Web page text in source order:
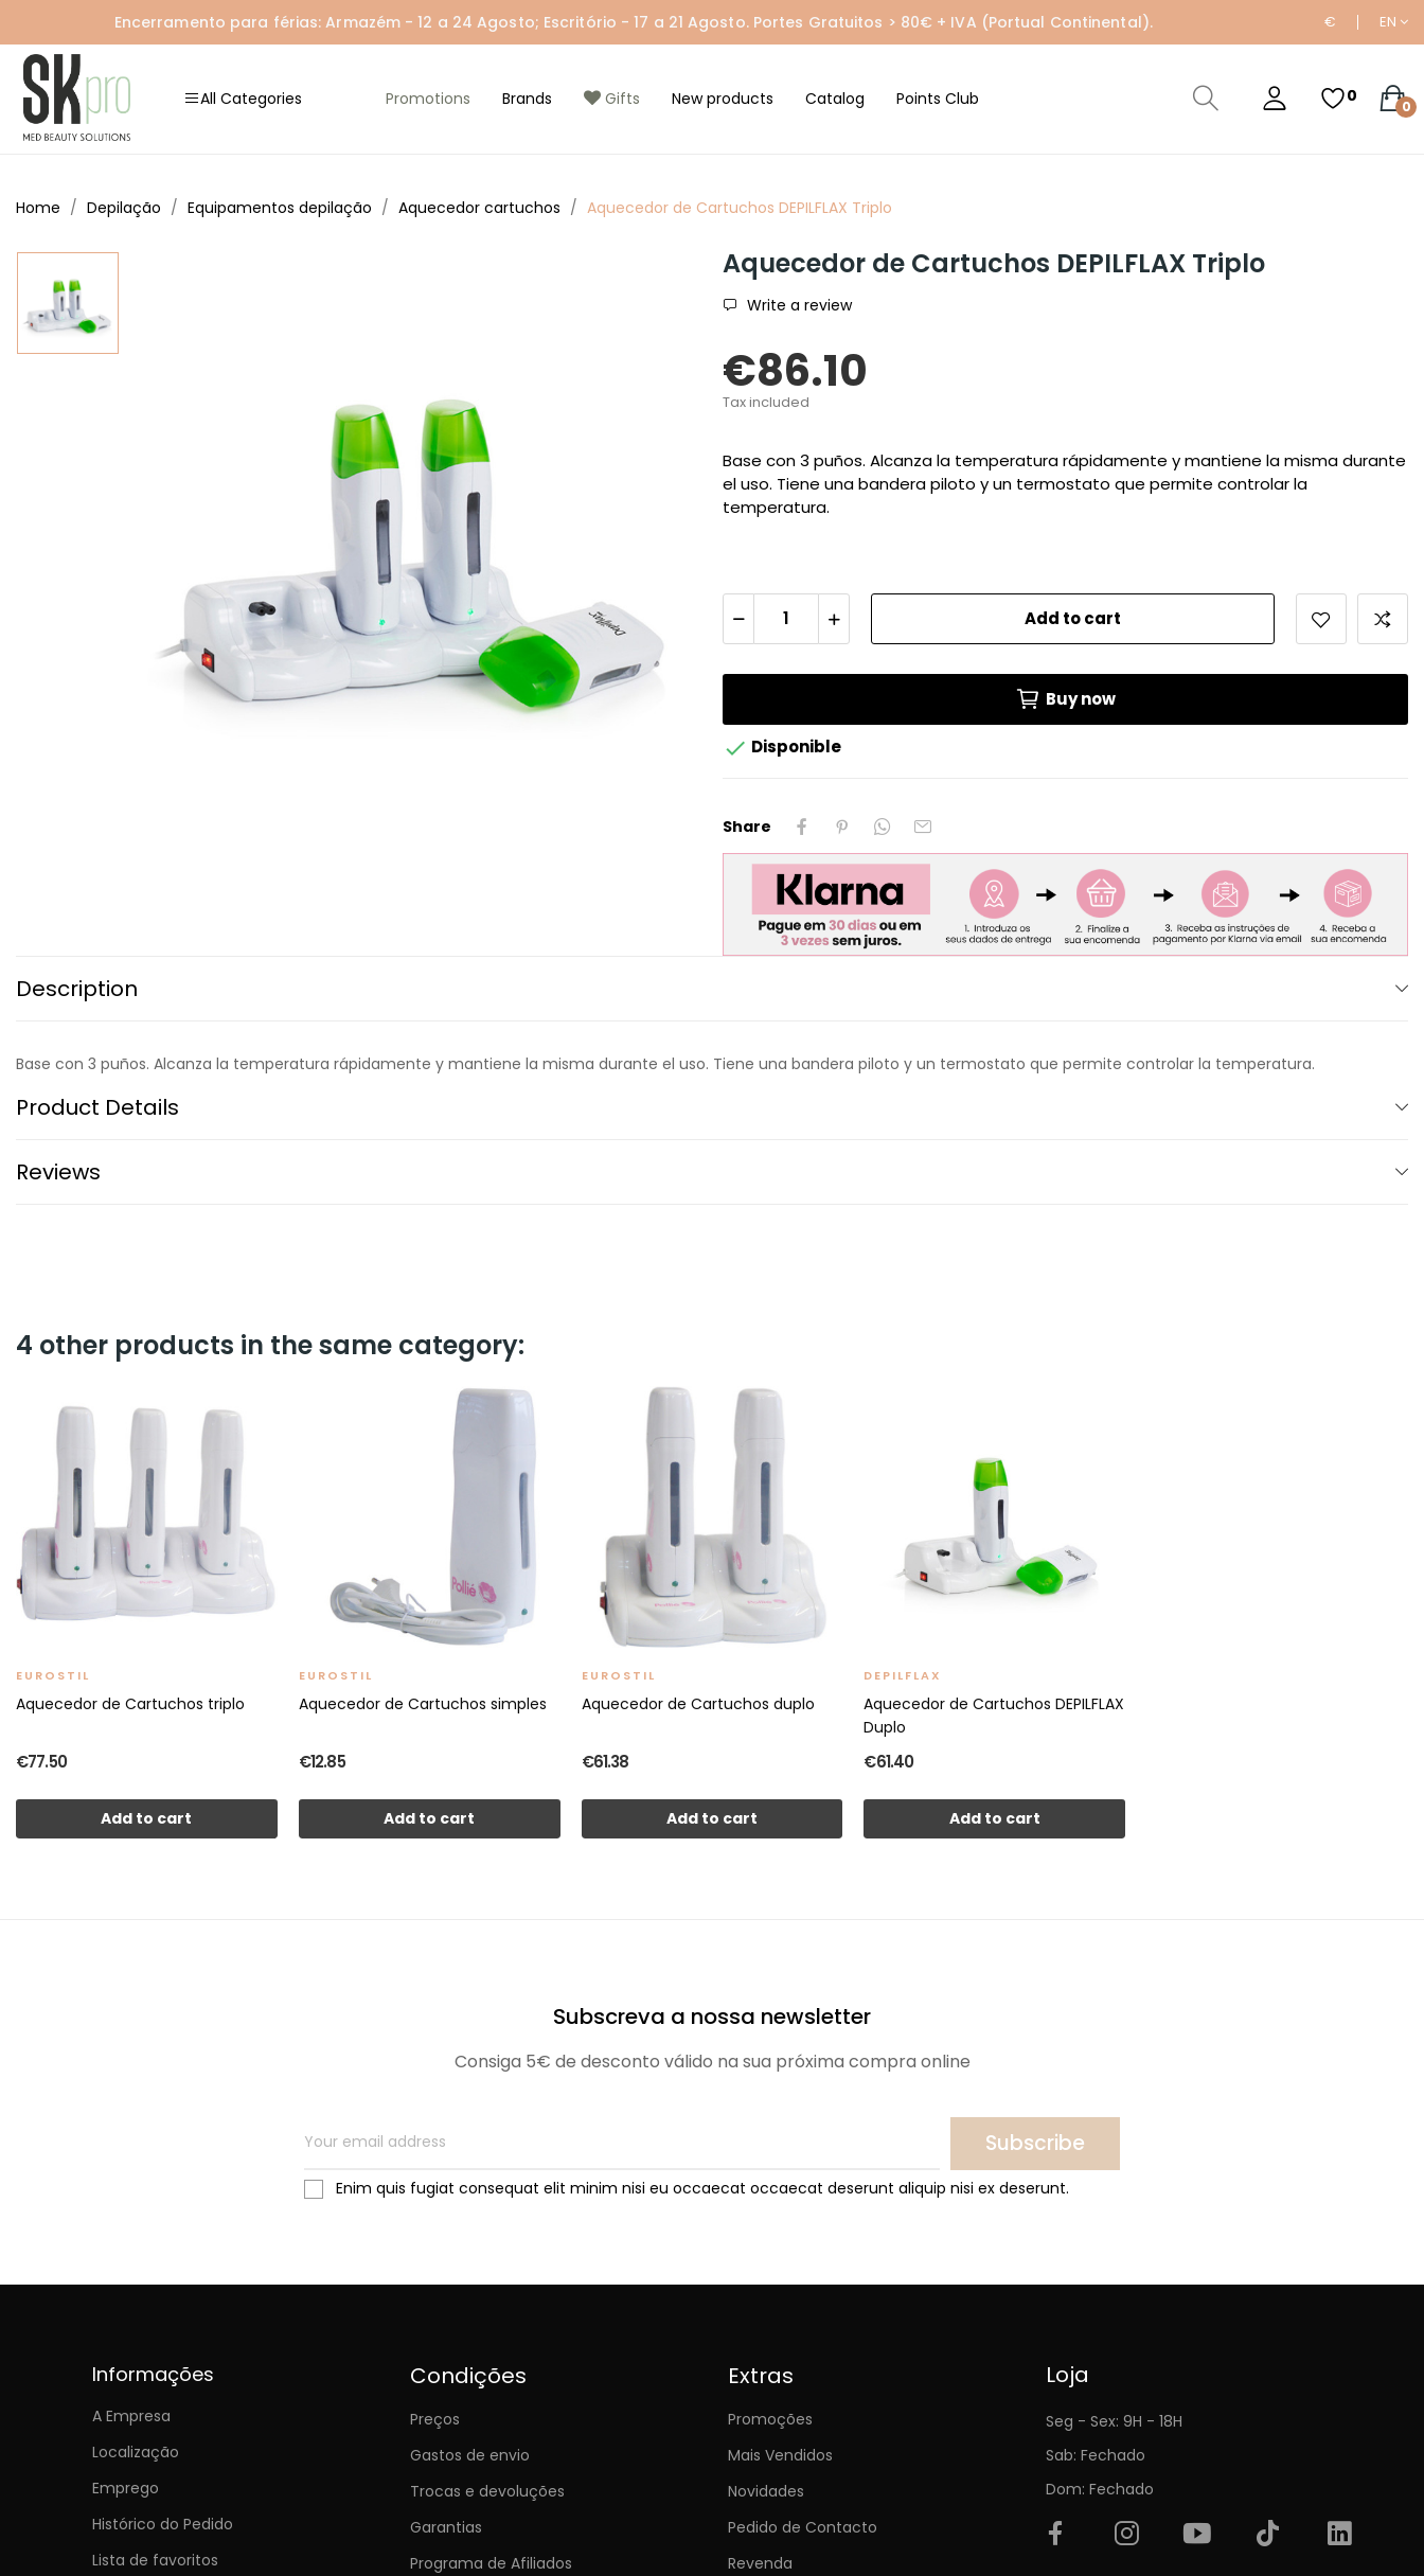
Encerramento para férias: Armazém - 12 a 24 Agosto; Escritório - 17 a 21 Agosto. Portes Gratuitos > 80€ + IVA (Portual Continental). € EN
All Categories Promotions Brands Gifts New products Catalog Points Club 0
0
Home Depilação Equipamentos depilação Aquecedor cartuchos Aquecedor de Cartuchos DEPILFLAX Triplo
Aquecedor de Cartuchos DEPILFLAX Triplo
Write a review
€86.10
Tax included
Base con 3 puños. Alcanza la temperatura rápidamente y mantiene la misma durante
el uso. Tiene una bandera piloto y un termostato que permite controlar la
temperatura.
Add to cart
Buy now
 Disponible
Share
Description
Base con 3 puños. Alcanza la temperatura rápidamente y mantiene la misma durante el uso. Tiene una bandera piloto y un termostato que permite controlar la temperatura.
Product Details
Reviews
4 other products in the same category:
EUROSTIL
Aquecedor de Cartuchos triplo
€77.50
Add to cart
EUROSTIL
Aquecedor de Cartuchos simples
€12.85
Add to cart
EUROSTIL
Aquecedor de Cartuchos duplo
€61.38
Add to cart
DEPILFLAX
Aquecedor de Cartuchos DEPILFLAX
Duplo
€61.40
Add to cart
Subscreva a nossa newsletter
Consiga 5€ de desconto válido na sua próxima compra online
Subscribe
Enim quis fugiat consequat elit minim nisi eu occaecat occaecat deserunt aliquip nisi ex deserunt.
Informações
A Empresa
Localização
Emprego
Histórico do Pedido
Lista de favoritos
Condições
Preços
Gastos de envio
Trocas e devoluções
Garantias
Programa de Afiliados
Extras
Promoções
Mais Vendidos
Novidades
Pedido de Contacto
Revenda
Loja
Seg - Sex: 9H - 18H
Sab: Fechado
Dom: Fechado